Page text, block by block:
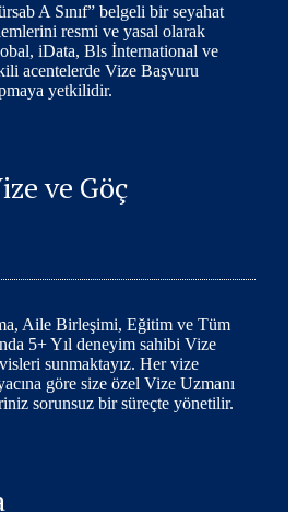
A Sınıf” belgeli bir seyahat
resmi ve yasal olarak
iData, Bls İnternational ve
acentelerde Vize Başvuru
yetkilidir.
ve Göç
Aile Birleşimi, Eğitim ve Tüm
5+ Yıl deneyim sahibi Vize
sunmaktayız. Her vize
göre size özel Vize Uzmanı
sorunsuz bir süreçte yönetilir.